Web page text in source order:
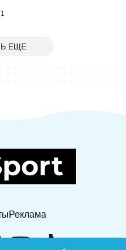
ЕЩЕ
Реклама